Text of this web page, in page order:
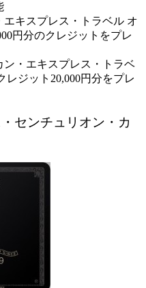
キスプレス・トラベル オ
円分のクレジットをプレ
・エキスプレス・トラベ
レジット20,000円分をプレ
センチュリオン・カ